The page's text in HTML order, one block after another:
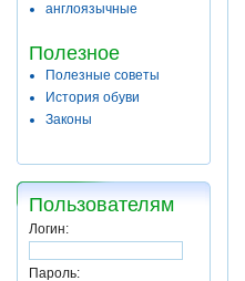
англоязычные
Полезное
Полезные советы
История обуви
Законы
Пользователям
Логин:
Пароль: